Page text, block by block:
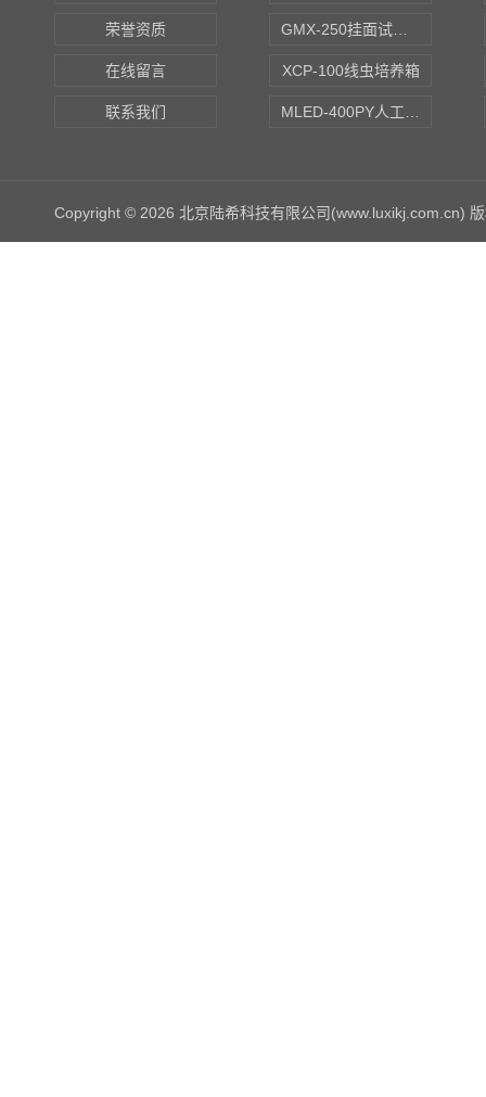
荣誉资质
在线留言
联系我们
XCP-100线虫培养箱
Copyright © 2026 北京陆希科技有限公司(www.luxikj.com.cn)